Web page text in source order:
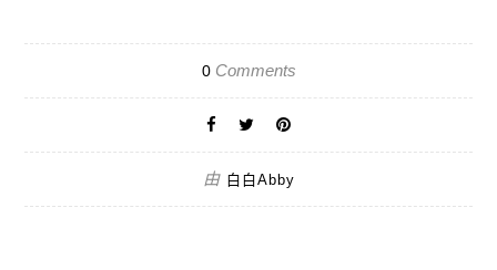
0Comments
由 白白Abby